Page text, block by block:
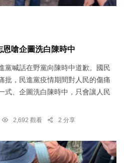
嗆企圖洗白陳時中
黨喊話在野黨向陳時中道歉。國民
批，民進黨疫情期間對人民的傷痛
式、企圖洗白陳時中，只會讓人民
2,692 觀看 2 分享